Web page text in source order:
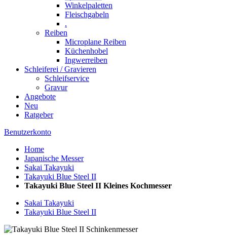
Winkelpaletten
Fleischgabeln
.
Reiben
Microplane Reiben
Küchenhobel
Ingwerreiben
Schleiferei / Gravieren
Schleifservice
Gravur
Angebote
Neu
Ratgeber
Benutzerkonto
Home
Japanische Messer
Sakai Takayuki
Takayuki Blue Steel II
Takayuki Blue Steel II Kleines Kochmesser
Sakai Takayuki
Takayuki Blue Steel II